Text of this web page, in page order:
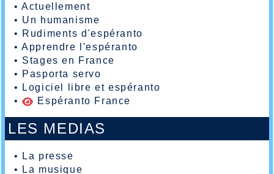
•Actuellement
• Un humanisme
• Rudiments d'espéranto
•Apprendre l'espéranto
• Stages en France
• Pasporta servo
•
Logiciel libre et espéranto
•
Espéranto France
LES MEDIAS
•
La presse
•
La musique